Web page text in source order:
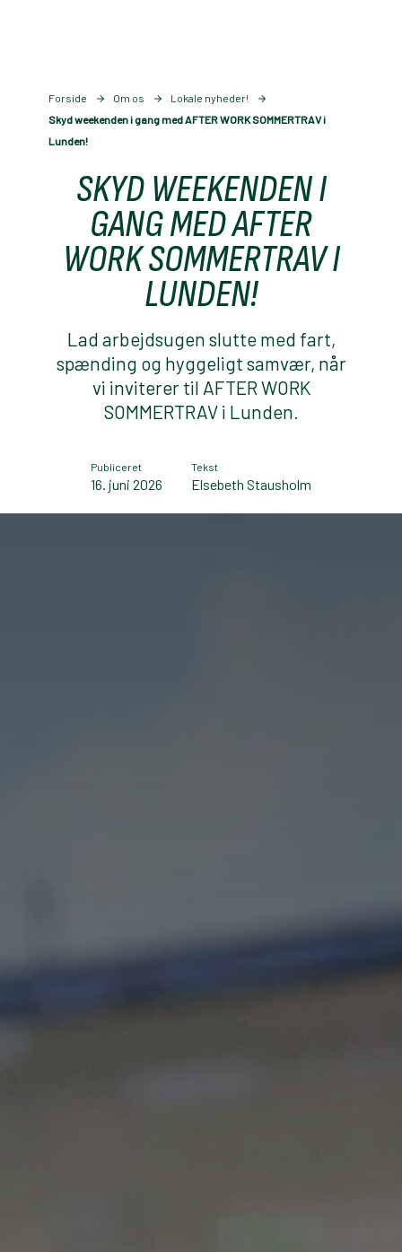
Forside Om os
Lokale nyheder!
Skyd weekenden i gang med AFTER WORK SOMMERTRAV i
Lunden!
SKYD WEEKENDEN I
GANG MED AFTER
WORK SOMMERTRAV I
LUNDEN!
Lad arbejdsugen slutte med fart,
spænding og hyggeligt samvær, når
vi inviterer til AFTER WORK
SOMMERTRAV i Lunden.
Publiceret
16. juni 2026
Tekst
Elsebeth Stausholm